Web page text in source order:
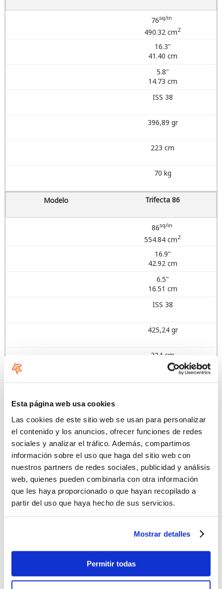
Esta página web usa cookies
Las cookies de este sitio web se usan para personalizar
el contenido y los anuncios, ofrecer funciones de redes
sociales y analizar el tráfico. Además, compartimos
información sobre el uso que haga del sitio web con
nuestros partners de redes sociales, publicidad y análisis
web, quienes pueden combinarla con otra información
que les haya proporcionado o que hayan recopilado a
partir del uso que haya hecho de sus servicios.
Mostrar detalles
Permitir todas
76sq/in
490.32 cm2
16.3"
41.40 cm
5.8"
14.73 cm
ISS 38
396,89 gr
223 cm
70 kg
Trifecta 86
86sq/in
554.84 cm2
16.9"
42.92 cm
6.5"
16.51 cm
ISS 38
425,24 gr
224 cm
96sg/in
619.35 cm2
44.45 cm
18,54 cm
453,59 gr